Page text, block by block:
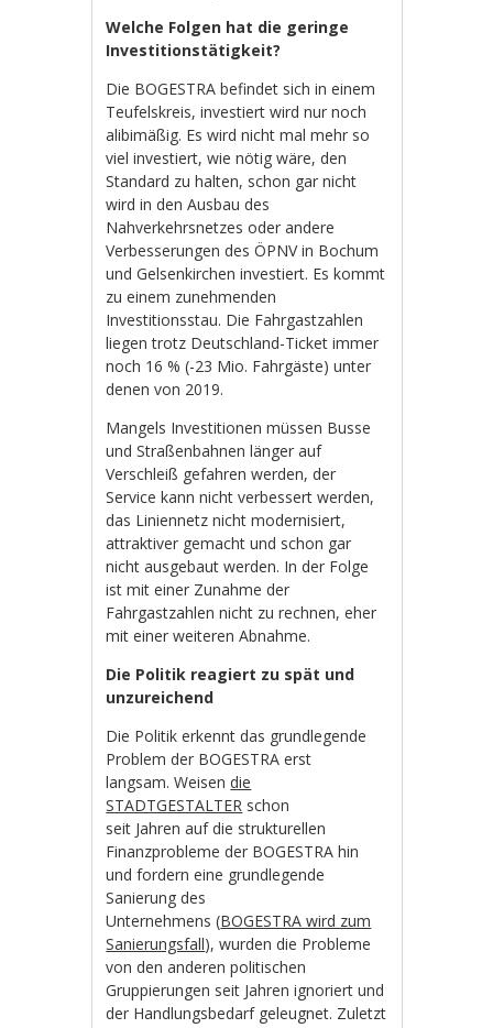
Welche Folgen hat die geringe
Investitionstätigkeit?
Die BOGESTRA befindet sich in einem
Teufelskreis, investiert wird nur noch
alibimäßig. Es wird nicht mal mehr so
viel investiert, wie nötig wäre, den
Standard zu halten, schon gar nicht
wird in den Ausbau des
Nahverkehrsnetzes oder andere
Verbesserungen des ÖPNV in Bochum
und Gelsenkirchen investiert. Es kommt
zu einem zunehmenden
Investitionsstau. Die Fahrgastzahlen
liegen trotz Deutschland-Ticket immer
noch 16 % (-23 Mio. Fahrgäste) unter
denen von 2019.
Mangels Investitionen müssen Busse
und Straßenbahnen länger auf
Verschleiß gefahren werden, der
Service kann nicht verbessert werden,
das Liniennetz nicht modernisiert,
attraktiver gemacht und schon gar
nicht ausgebaut werden. In der Folge
ist mit einer Zunahme der
Fahrgastzahlen nicht zu rechnen, eher
mit einer weiteren Abnahme.
Die Politik reagiert zu spät und
unzureichend
Die Politik erkennt das grundlegende
Problem der BOGESTRA erst
langsam. Weisendie
STADTGESTALTER schon
seit Jahren auf die strukturellen
Finanzprobleme der BOGESTRA hin
und fordern eine grundlegende
Sanierung des
Unternehmens (BOGESTRA wird zum
Sanierungsfall), wurden die Probleme
von den anderen politischen
Gruppierungen seit Jahren ignoriert und
der Handlungsbedarf geleugnet. Zuletzt